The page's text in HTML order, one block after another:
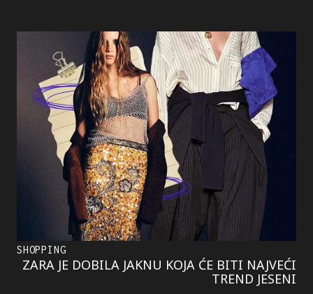
SHOPPING
ZARA JE DOBILA JAKNU KOJA ĆE BITI NAJVEĆI
TREND JESENI